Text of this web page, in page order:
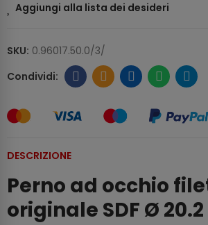
Aggiungi alla lista dei desideri
SKU: 0.96017.50.0/3/
DESCRIZIONE
Perno ad occhio
originale SDF Ø 20.2